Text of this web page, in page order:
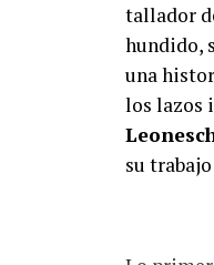
tallador
hundido,
una
los lazos
su